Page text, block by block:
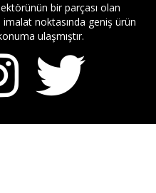
bir parçası olan
noktasında geniş ürün
ulaşmıştır.